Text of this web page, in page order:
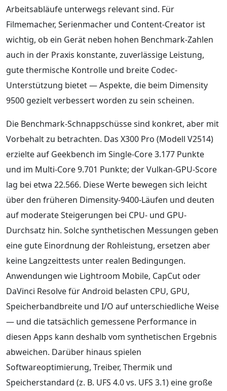
Arbeitsabläufe unterwegs relevant sind. Für
Filmemacher, Serienmacher und Content-Creator ist
wichtig, ob ein Gerät neben hohen Benchmark-Zahlen
auch in der Praxis konstante, zuverlässige Leistung,
gute thermische Kontrolle und breite Codec-
Unterstützung bietet — Aspekte, die beim Dimensity
9500 gezielt verbessert worden zu sein scheinen.
Die Benchmark-Schnappschüsse sind konkret, aber mit
Vorbehalt zu betrachten. Das X300 Pro (Modell V2514)
erzielte auf Geekbench im Single-Core 3.177 Punkte
und im Multi-Core 9.701 Punkte; der Vulkan-GPU-Score
lag bei etwa 22.566. Diese Werte bewegen sich leicht
über den früheren Dimensity-9400-Läufen und deuten
auf moderate Steigerungen bei CPU- und GPU-
Durchsatz hin. Solche synthetischen Messungen geben
eine gute Einordnung der Rohleistung, ersetzen aber
keine Langzeittests unter realen Bedingungen.
Anwendungen wie Lightroom Mobile, CapCut oder
DaVinci Resolve für Android belasten CPU, GPU,
Speicherbandbreite und I/O auf unterschiedliche Weise
— und die tatsächlich gemessene Performance in
diesen Apps kann deshalb vom synthetischen Ergebnis
abweichen. Darüber hinaus spielen
Softwareoptimierung, Treiber, Thermik und
Speicherstandard (z. B. UFS 4.0 vs. UFS 3.1) eine große